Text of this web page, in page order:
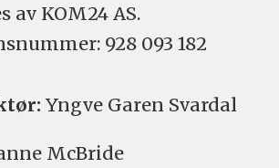
av KOM24 AS.
928 093 182
Yngve Garen Svardal
McBride